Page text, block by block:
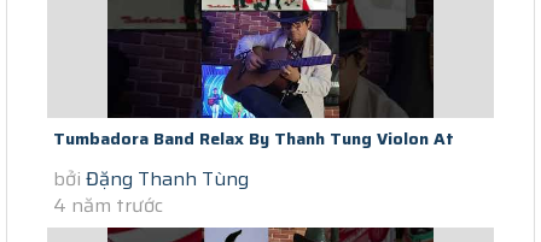
Tumbadora Band Relax By Thanh Tung Violon At
End Of Saigon Social Distance...
bởi Đặng Thanh Tùng
4 năm trước